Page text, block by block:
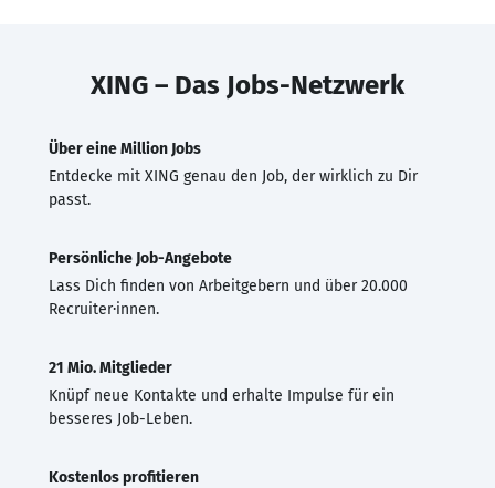
XING – Das Jobs-Netzwerk
Über eine Million Jobs
Entdecke mit XING genau den Job, der wirklich zu Dir
passt.
Persönliche Job-Angebote
Lass Dich finden von Arbeitgebern und über 20.000
Recruiter·innen.
21 Mio. Mitglieder
Knüpf neue Kontakte und erhalte Impulse für ein
besseres Job-Leben.
Kostenlos profitieren